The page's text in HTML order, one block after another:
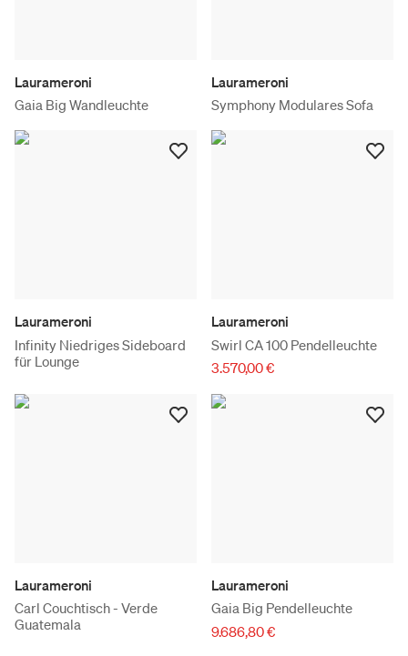
Laurameroni
Gaia Big Wandleuchte
Laurameroni
Symphony Modulares Sofa
Laurameroni
Infinity Niedriges Sideboard
für Lounge
Laurameroni
Swirl CA 100 Pendelleuchte
3.570,00 €
Laurameroni
Carl Couchtisch - Verde
Guatemala
Laurameroni
Gaia Big Pendelleuchte
9.686,80 €